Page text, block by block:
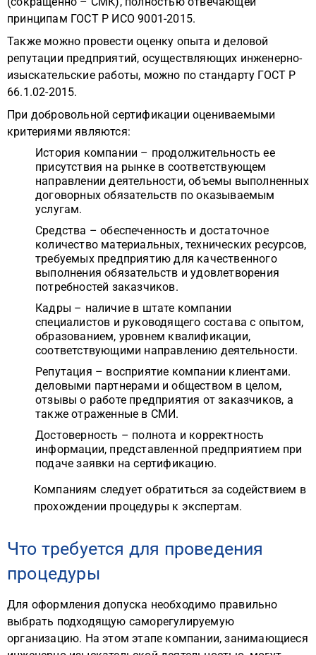
принципам ГОСТ Р ИСО 9001-2015.
Также можно провести оценку опыта и деловой
репутации предприятий, осуществляющих инженерно-
изыскательские работы, можно по стандарту ГОСТ Р
66.1.02-2015.
При добровольной сертификации оцениваемыми
критериями являются:
История компании – продолжительность ее
присутствия на рынке в соответствующем
направлении деятельности, объемы выполненных
договорных обязательств по оказываемым
услугам.
Средства – обеспеченность и достаточное
количество материальных, технических ресурсов,
требуемых предприятию для качественного
выполнения обязательств и удовлетворения
потребностей заказчиков.
Кадры – наличие в штате компании
специалистов и руководящего состава с опытом,
образованием, уровнем квалификации,
соответствующими направлению деятельности.
Репутация – восприятие компании клиентами.
деловыми партнерами и обществом в целом,
отзывы о работе предприятия от заказчиков, а
также отраженные в СМИ.
Достоверность – полнота и корректность
информации, представленной предприятием при
подаче заявки на сертификацию.
Компаниям следует обратиться за содействием в
прохождении процедуры к экспертам.
Что требуется для проведения
процедуры
Для оформления допуска необходимо правильно
выбрать подходящую саморегулируемую
организацию. На этом этапе компании, занимающиеся